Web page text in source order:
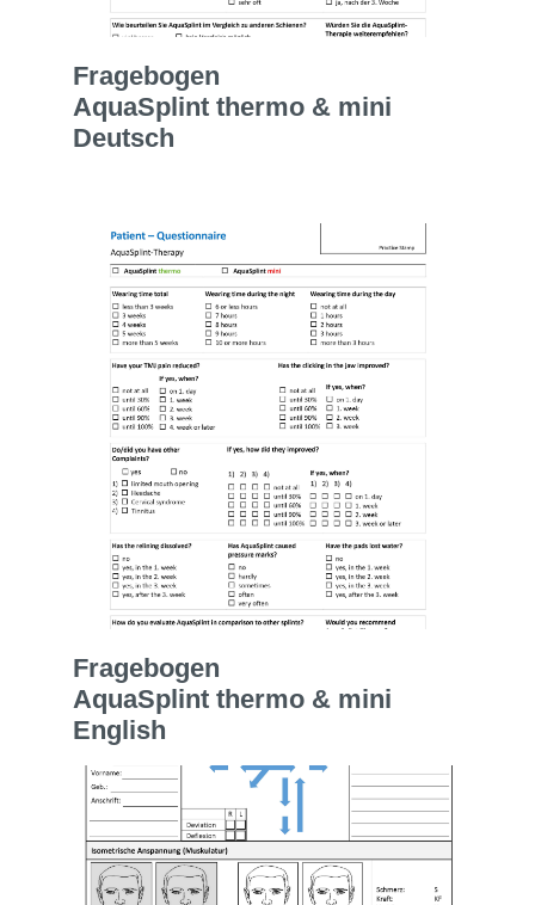
Fragebogen
AquaSplint thermo & mini
Deutsch
Fragebogen
AquaSplint thermo & mini
English